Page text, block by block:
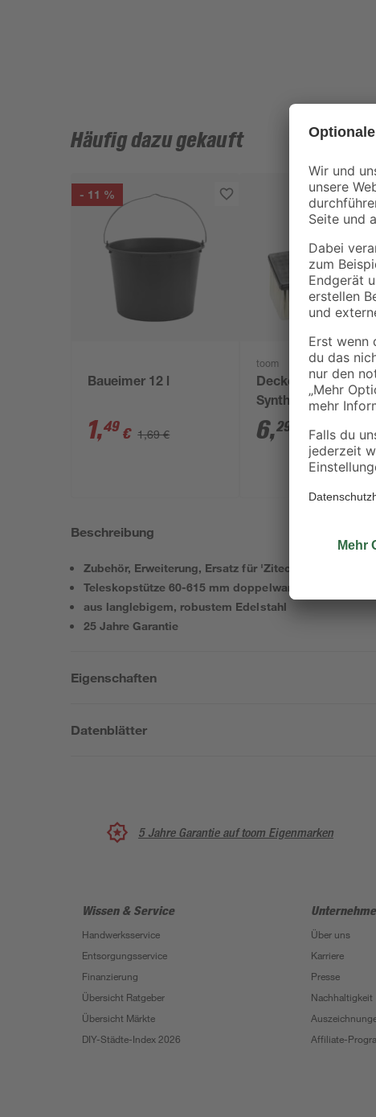
Häufig dazu gekauft
- 11 %
Baueimer 12 l
1,49 € 1,69 €
toom
Deckenbürste
Synthetik 170 x 70
mm
6,29
Beschreibung
Zubehör, Erweiterung, Ersatz für 'Zitec'
Teleskopstütze 60-615 mm doppelwandig (DW) Ø
aus langlebigem, robustem Edelstahl
25 Jahre Garantie
Eigenschaften
Datenblätter
5 Jahre Garantie auf toom Eigenmarken
Wissen & Service
Handwerksservice
Entsorgungsservice
Finanzierung
Übersicht Ratgeber
Übersicht Märkte
DIY-Städte-Index 2026
Über uns
Karriere
Presse
Nachhaltigkeit
Affiliate-